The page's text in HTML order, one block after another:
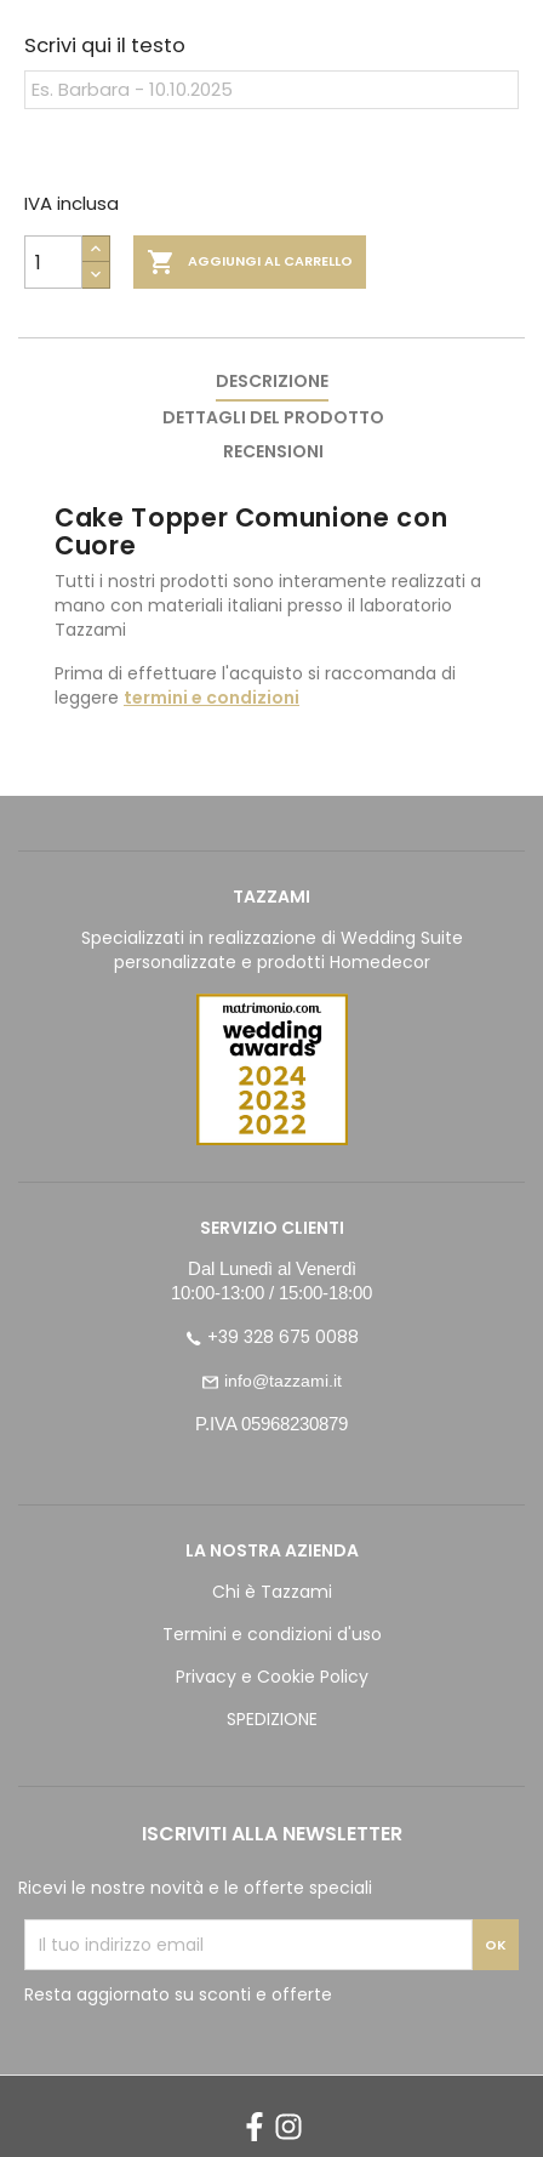
Scrivi qui il testo
 AGGIUNGI AL CARRELLO
IVA inclusa
DESCRIZIONE
DETTAGLI DEL PRODOTTO
RECENSIONI
Cake Topper Comunione con
Cuore
Tutti i nostri prodotti sono interamente realizzati a
mano con materiali italiani presso il laboratorio
Tazzami
Prima di effettuare l'acquisto si raccomanda di
leggere termini e condizioni
TAZZAMI
Specializzati in realizzazione di Wedding Suite
personalizzate e prodotti Homedecor
SERVIZIO CLIENTI
Dal Lunedì al Venerdì
10:00-13:00 / 15:00-18:00
+39 328 675 0088
info@tazzami.it
P.IVA 05968230879
LA NOSTRA AZIENDA
Chi è Tazzami
Termini e condizioni d'uso
Privacy e Cookie Policy
SPEDIZIONE
ISCRIVITI ALLA NEWSLETTER
Ricevi le nostre novità e le offerte speciali
Resta aggiornato su sconti e offerte